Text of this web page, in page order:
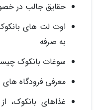
حقایق جالب در
اوت لت های
به صرفه
سوغات بانکوک
معرفی فرودگاه های
غذاهای بانکوک،